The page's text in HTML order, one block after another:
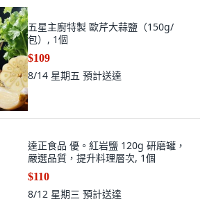
五星主廚特製 歐芹大蒜鹽（150g/
包）, 1個
$109
8/14 星期五 預計送達
達正食品 優。紅岩鹽 120g 研磨罐，
嚴選品質，提升料理層次, 1個
$110
8/12 星期三 預計送達